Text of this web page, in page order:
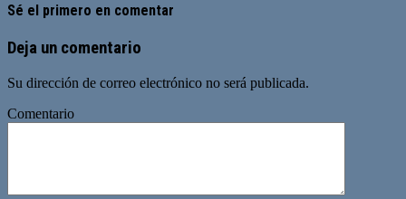
Sé el primero en comentar
Deja un comentario
Su dirección de correo electrónico no será publicada.
Comentario